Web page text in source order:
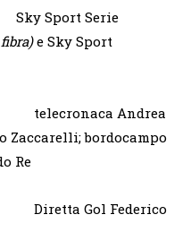
Sky Sport Serie
e Sky Sport
Andrea
Zaccarelli; bordocampo
Re
Federico